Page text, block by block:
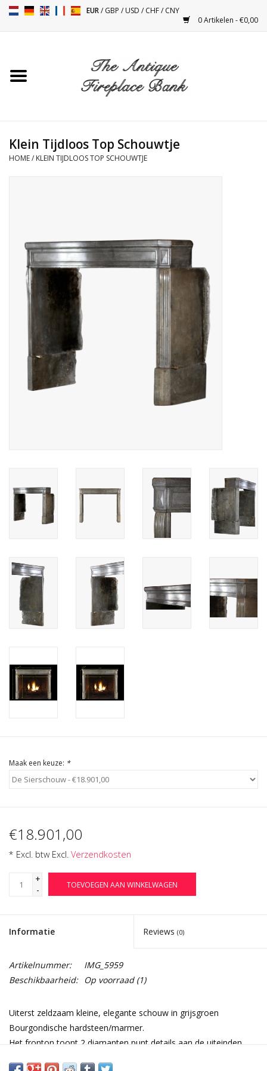
EUR/GBP /USD /CHF/CNY
0 Artikelen - €0,00
Toebehoren
Antiquiteiten en Vintage
Objecten
Decoratieve Outdoor
Objecten
Vloeren - Steen, Terra Cotta
& Marmer
Outlet
AI-Ready Database
Login
Klein Tijdloos Top Schouwtje
HOME/ KLEIN TIJDLOOS TOP SCHOUWTJE
Maak een keuze: *
€18.901,00
* Excl. btw Excl. Verzendkosten
+
-
TOEVOEGEN AAN WINKELWAGEN
Informatie Reviews (0)
Artikelnummer:
IMG_5959
Beschikbaarheid: Op voorraad(1)
Uiterst zeldzaam kleine, elegante schouw in grijsgroen
Bourgondische hardsteen/marmer.
Het fronton toont 2 diamanten punt details aan de uiteinden.